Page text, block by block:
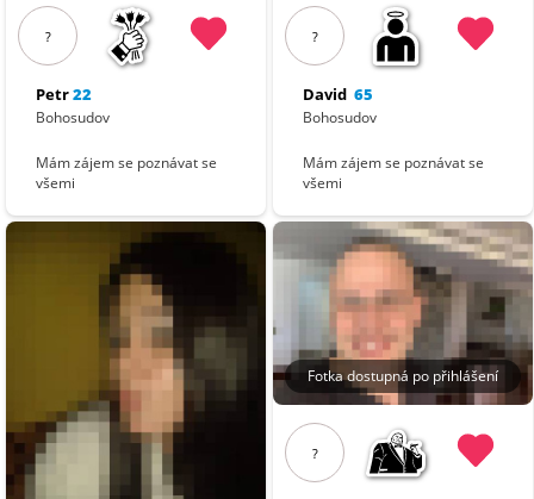
?
Petr22
Bohosudov
Mám zájem se poznávat se
všemi
?
David 65
Bohosudov
Mám zájem se poznávat se
všemi
Fotka dostupná po přihlášení
?